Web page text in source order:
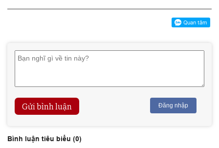
Gửi bình luận Đăng nhập
Bình luận tiêu biểu (0)